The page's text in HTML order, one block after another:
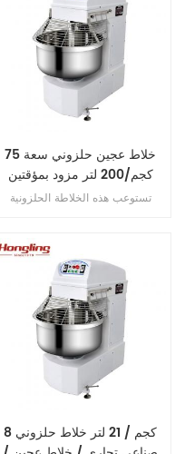
خلاط عجين حلزوني سعة 75
كجم/200 لتر مزود بمؤقتين
مستقلين
تستوعب هذه الخلاطة الحلزونية
مزدوج، وتحكم مزدوج في السرعة،
وتشغيل مؤقت مزدوج، ونقل بالحزام
من أجل دقة العجن.
8 كجم / 21 لتر خلاط حلزوني